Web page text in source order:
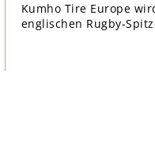
Kumho Tire Europe
englischen Rugby-